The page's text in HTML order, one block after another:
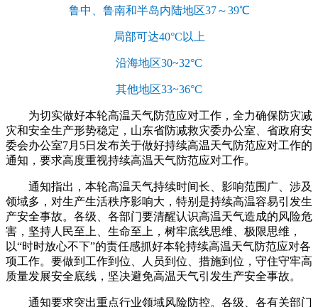
鲁中、鲁南和半岛内陆地区37～39℃
局部可达40°C以上
沿海地区30~32°C
其他地区33~36°C
为切实做好本轮高温天气防范应对工作，全力确保防灾减
灾和安全生产形势稳定，山东省防减救灾委办公室、省政府安
委会办公室7月5日发布关于做好持续高温天气防范应对工作的
通知，要求高度重视持续高温天气防范应对工作。
通知指出，本轮高温天气持续时间长、影响范围广、涉及
领域多，对生产生活秩序影响大，特别是持续高温容易引发生
产安全事故。各级、各部门要清醒认识高温天气造成的风险危
害，坚持人民至上、生命至上，树牢底线思维、极限思维，
以“时时放心不下”的责任感抓好本轮持续高温天气防范应对各
项工作。要做到工作到位、人员到位、措施到位，守住守牢高
质量发展安全底线，坚决避免高温天气引发生产安全事故。
通知要求突出重点行业领域风险防控。各级、各有关部门